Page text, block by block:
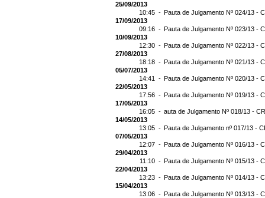
25/09/2013
10:45 - Pauta de Julgamento Nº 024/13 -
17/09/2013
09:16 - Pauta de Julgamento Nº 023/13 -
10/09/2013
12:30 - Pauta de Julgamento Nº 022/13 -
27/08/2013
18:18 - Pauta de Julgamento Nº 021/13 -
05/07/2013
14:41 - Pauta de Julgamento Nº 020/13 -
22/05/2013
17:56 - Pauta de Julgamento Nº 019/13 -
17/05/2013
16:05 - auta de Julgamento Nº 018/13 -
14/05/2013
13:05 - Pauta de Julgamento nº 017/13 -
07/05/2013
12:07 - Pauta de Julgamento Nº 016/13 -
29/04/2013
11:10 - Pauta de Julgamento Nº 015/13 -
22/04/2013
13:23 - Pauta de Julgamento Nº 014/13 -
15/04/2013
13:06 - Pauta de Julgamento Nº 013/13 -